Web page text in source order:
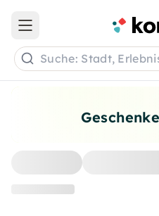
Open main menu
Suche: Stadt,